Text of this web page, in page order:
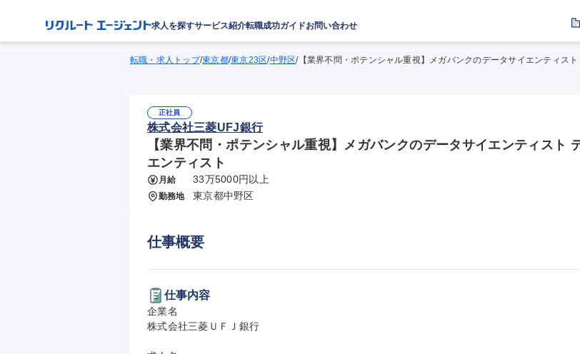
求人を探すサービス紹介転職成功ガイドお問い合わせ
転職・求人トップ/東京都/東京23区/中野区/【業界不問・ポテンシャル重視】メガバンクのデータサイエンティス
正社員
株式会社三菱UFJ銀行
【業界不問・ポテンシャル重視】メガバンクのデータサイエンティスト
エンティスト
月給 33万5000円以上
勤務地 東京都中野区
仕事概要
仕事内容
企業名
株式会社三菱ＵＦＪ銀行